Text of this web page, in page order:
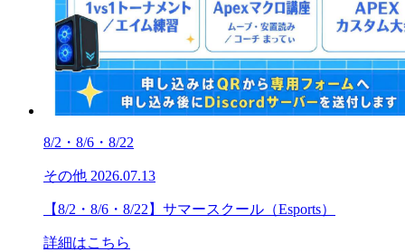
8/2・8/6・8/22
その他 2026.07.13
【8/2・8/6・8/22】サマースクール（Esports）
詳細はこちら